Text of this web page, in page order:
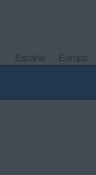
España Europa